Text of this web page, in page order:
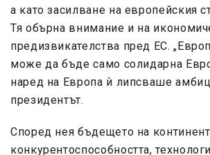
а като засилване на европейския
Тя обърна внимание и на
предизвикателства пред ЕС.
може да бъде само солидарна
наред на Европа ѝ липсваше
президентът.
Според нея бъдещето на
конкурентоспособността,